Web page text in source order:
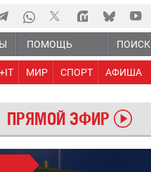
ПОИСК
ПОМОЩЬ
МИР СПОРТ АФИША
ПРЯМОЙ ЭФИР